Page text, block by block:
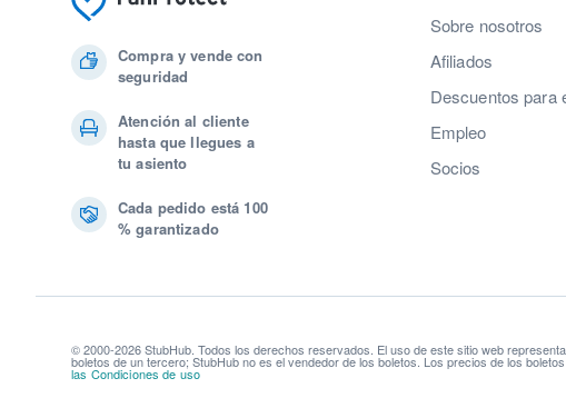
Compra y vende con
seguridad
Atención al cliente
hasta que llegues a
tu asiento
Cada pedido está 100
% garantizado
Sobre nosotros
Afiliados
Descuentos para
Empleo
Socios
© 2000-2026 StubHub. Todos los derechos reservados. El uso de este sitio web
boletos de un tercero; StubHub no es el vendedor de los boletos. Los precios de los
las Condiciones de uso